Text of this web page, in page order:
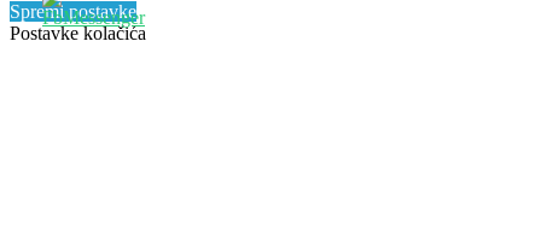
Spremi postavke
Postavke kolačića